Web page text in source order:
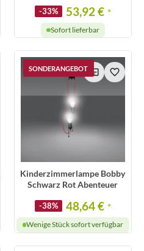
-33% 53,92 € *
Sofort lieferbar
SONDERANGEBOT
Kinderzimmerlampe Bobby
Schwarz Rot Abenteuer
-38% 48,64 € *
Wenige Stück sofort verfügbar